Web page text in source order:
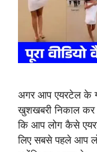
अगर आप एयरटेल के
खुशखबरी निकाल कर
कि आप लोग कैसे
लिए सबसे पहले आप